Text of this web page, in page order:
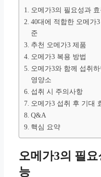
오메가3의 필요성과 효
40대에 적합한 오메가
준
추천 오메가3 제품
오메가3 복용 방법
오메가3와 함께 섭취
영양소
섭취 시 주의사항
오메가3 섭취 후 기대
Q&A
핵심 요약
오메가3의 필요
능